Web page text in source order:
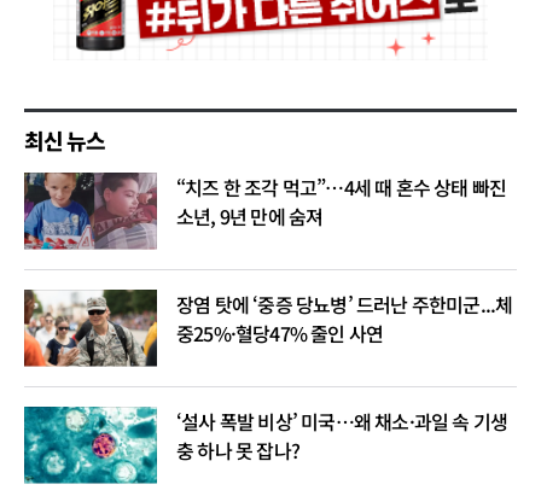
최신 뉴스
“치즈 한 조각 먹고”…4세 때 혼수 상태 빠진
소년, 9년 만에 숨져
장염 탓에 ‘중증 당뇨병’ 드러난 주한미군...체
중25%·혈당47% 줄인 사연
‘설사 폭발 비상’ 미국…왜 채소·과일 속 기생
충 하나 못 잡나?